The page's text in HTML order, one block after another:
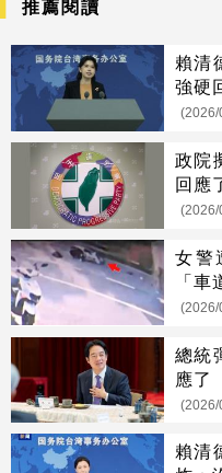
推薦閱讀
賴清
強硬
(2026/
政院
回應
(2026/
女警
「
(2026/
總統
應了
(2026/
賴清